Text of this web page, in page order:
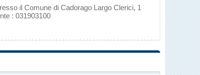
il Comune di Cadorago Largo Clerici, 1
: 031903100